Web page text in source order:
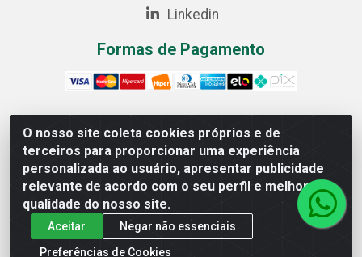
O nosso site coleta cookies próprios e de
terceiros para proporcionar uma experiência
personalizada ao usuário, apresentar publicidade
relevante de acordo com o seu perfil e melhorar a
qualidade do nosso site.
Aceitar
Negar não essenciais
Preferências de Cookies
Linkedin
Formas de Pagamento
Cofer Importadora e Distribuidora LTDA - Avenida
Progresso, 1829, Letra D - Centro Industrial, Carmo do
Cajuru/MG - CEP: 35.557-000 - 03.064.064/0001-44